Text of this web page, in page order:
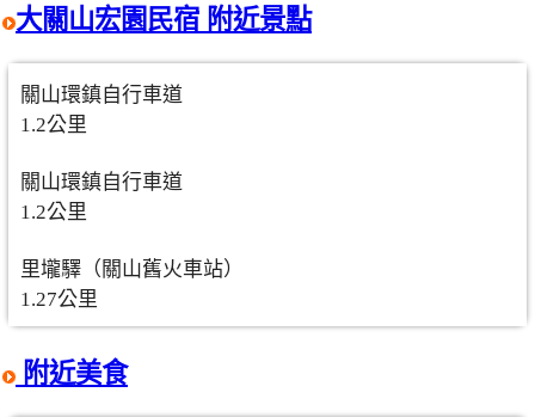
大關山宏園民宿 附近景點
關山環鎮自行車道
1.2公里
關山環鎮自行車道
1.2公里
里壠驛（關山舊火車站）
1.27公里
附近美食